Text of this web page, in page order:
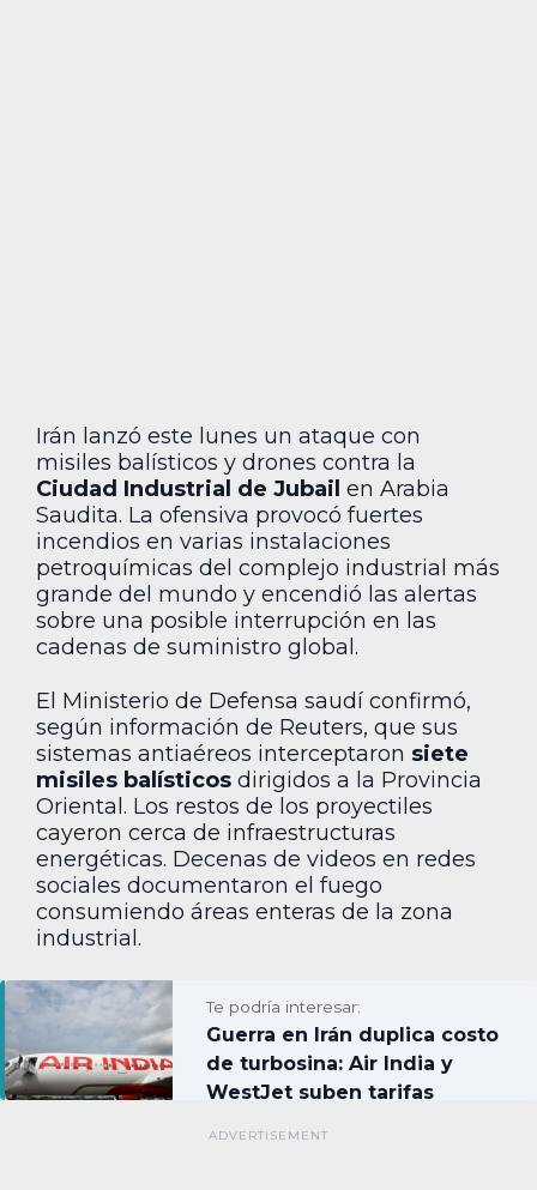
Irán lanzó este lunes un ataque con
misiles balísticos y drones contra la
Ciudad Industrial de Jubail en Arabia
Saudita. La ofensiva provocó fuertes
incendios en varias instalaciones
petroquímicas del complejo industrial más
grande del mundo y encendió las alertas
sobre una posible interrupción en las
cadenas de suministro global.
El Ministerio de Defensa saudí confirmó,
según información de Reuters, que sus
sistemas antiaéreos interceptaron siete
misiles balísticos dirigidos a la Provincia
Oriental. Los restos de los proyectiles
cayeron cerca de infraestructuras
energéticas. Decenas de videos en redes
sociales documentaron el fuego
consumiendo áreas enteras de la zona
industrial.
Te podría interesar:
Guerra en Irán duplica costo
de turbosina: Air India y
WestJet suben tarifas